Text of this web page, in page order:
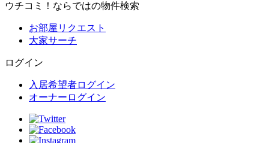
ウチコミ！ならではの物件検索
お部屋リクエスト
大家サーチ
ログイン
入居希望者ログイン
オーナーログイン